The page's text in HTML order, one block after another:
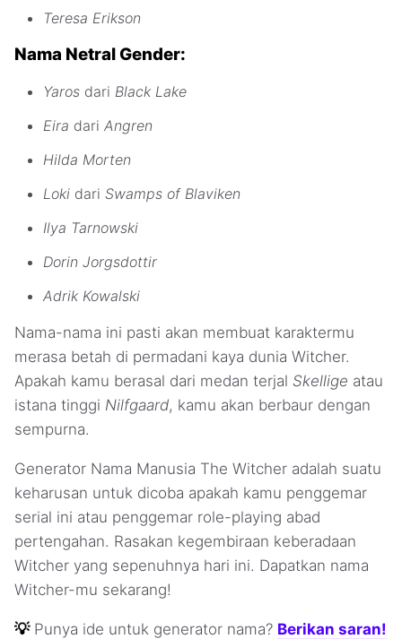
Teresa Erikson
Nama Netral Gender:
Yaros dari Black Lake
Eira dari Angren
Hilda Morten
Loki dari Swamps of Blaviken
Ilya Tarnowski
Dorin Jorgsdottir
Adrik Kowalski
Nama-nama ini pasti akan membuat karaktermu
merasa betah di permadani kaya dunia Witcher.
Apakah kamu berasal dari medan terjal Skellige atau
istana tinggi Nilfgaard, kamu akan berbaur dengan
sempurna.
Generator Nama Manusia The Witcher adalah suatu
keharusan untuk dicoba apakah kamu penggemar
serial ini atau penggemar role-playing abad
pertengahan. Rasakan kegembiraan keberadaan
Witcher yang sepenuhnya hari ini. Dapatkan nama
Witcher-mu sekarang!
💡 Punya ide untuk generator nama? Berikan saran!